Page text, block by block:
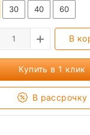
30 40 60
В
Купить в 1 клик
В рассрочку